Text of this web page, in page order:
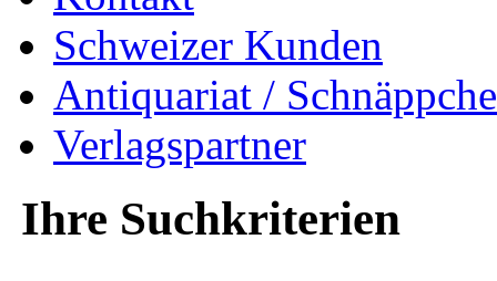
Schweizer Kunden
Antiquariat /
Verlagspartner
Ihre Suchkriterien